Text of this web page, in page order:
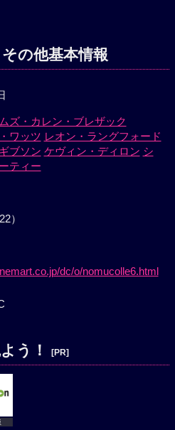
の他基本情報
ズ・カレン・ブレザック
ワッツ レオン・ラングフォード
ブソン ケヴィン・ディロン シ
ティー
）
dc/o/nomucolle6.html
う！ [PR]